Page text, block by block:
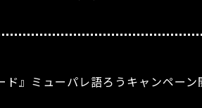
ド』ミューパレ語ろうキャンペー